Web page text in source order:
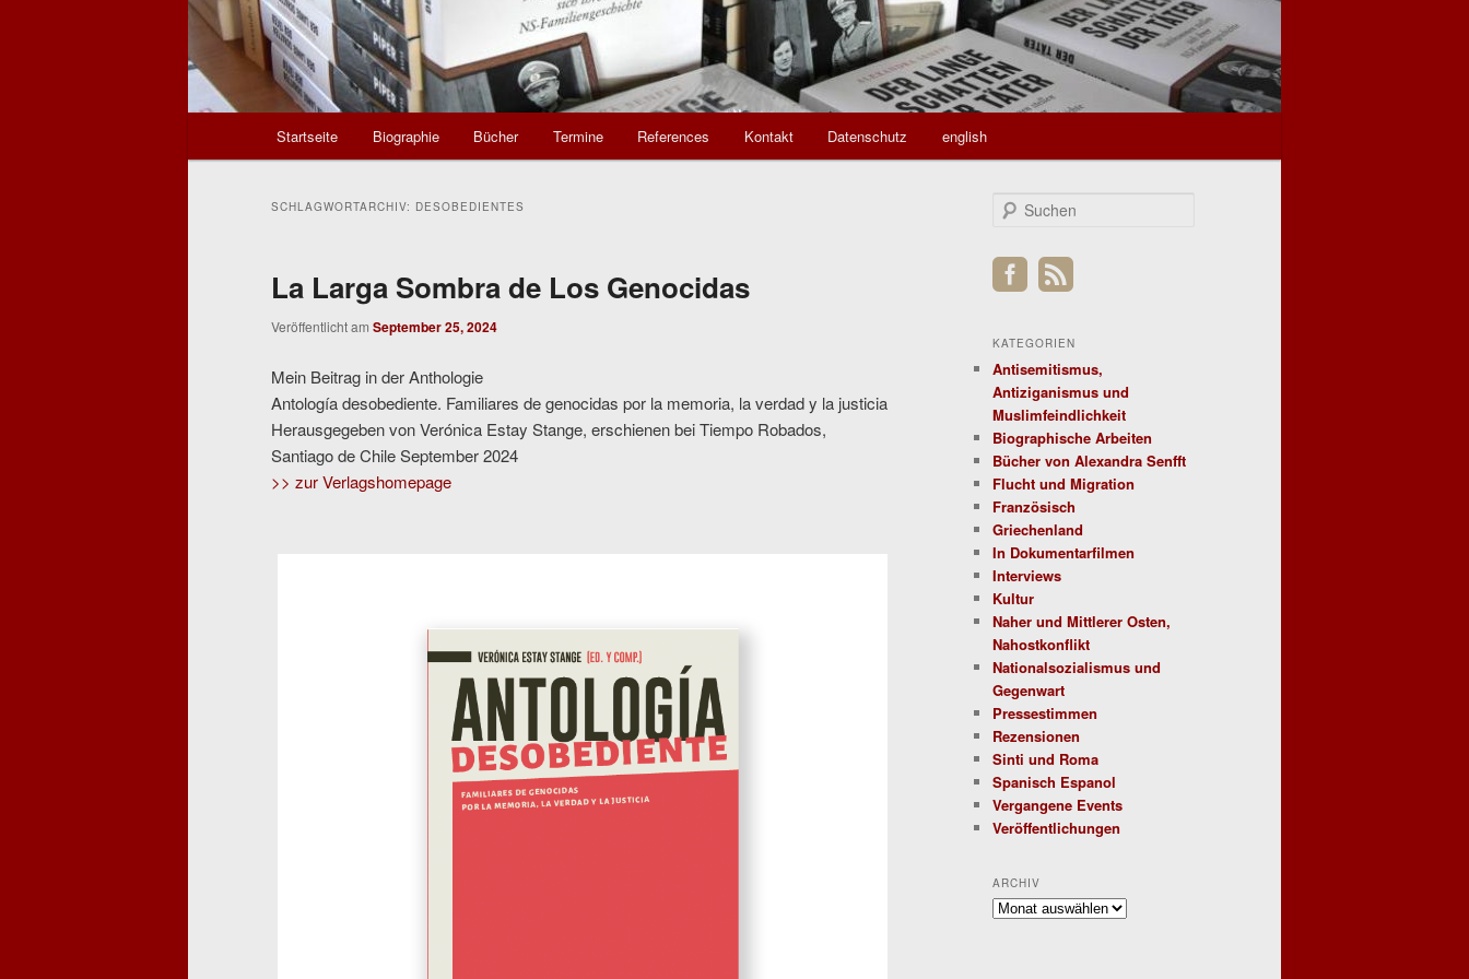
Startseite Biographie Bücher Termine References Kontakt Datenschutz english
SCHLAGWORTARCHIV: DESOBEDIENTES
La Larga Sombra de Los Genocidas
Veröffentlicht am September 25, 2024
Mein Beitrag in der Anthologie
Antología desobediente. Familiares de genocidas por la memoria, la verdad y la justicia
Herausgegeben von Verónica Estay Stange, erschienen bei Tiempo Robados,
Santiago de Chile September 2024
>> zur Verlagshomepage
h
e
KATEGORIEN
Antisemitismus,
Antiziganismus und
Muslimfeindlichkeit
Biographische Arbeiten
Bücher von Alexandra Senfft
Flucht und Migration
Französisch
Griechenland
In Dokumentarfilmen
Interviews
Kultur
Naher und Mittlerer Osten,
Nahostkonflikt
Nationalsozialismus und
Gegenwart
Pressestimmen
Rezensionen
Sinti und Roma
Spanisch Espanol
Vergangene Events
Veröffentlichungen
ARCHIV
Archiv